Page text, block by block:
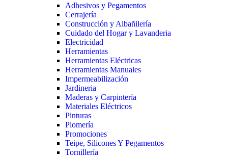
Adhesivos y Pegamentos
Cerrajería
Construcción y Albañilería
Cuidado del Hogar y Lavanderia
Electricidad
Herramientas
Herramientas Eléctricas
Herramientas Manuales
Impermeabilización
Jardineria
Maderas y Carpintería
Materiales Eléctricos
Pinturas
Plomería
Promociones
Teipe, Silicones Y Pegamentos
Tornillería